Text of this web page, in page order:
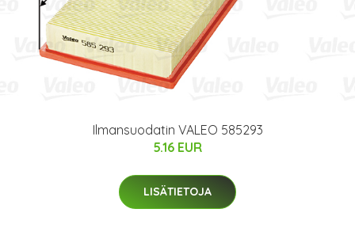
Ilmansuodatin VALEO 585293
5.16 EUR
LISÄTIETOJA